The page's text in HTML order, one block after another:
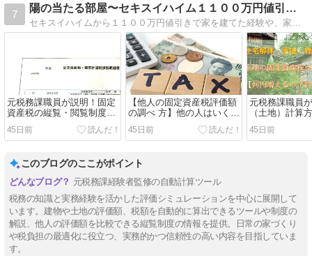
7
陽の当たる部屋〜セキスイハイム１１００万円値引き〜
セキスイハイムから１１００万円値引きで家を建てた経験や、家づくりの知識をこれから家づくりをされる方の役に立てるような内容のサイト作りを心がけています。
元税務課職員が説明！固定
資産税の縦覧・閲覧制度で
他人の評価を調べて自宅の
税額が正しいか比較
45日前
【他人の固定資産税評価額
の調べ 方】他の人はいくら
払っているか評価額＆税額
を調べよう
45日前
元税務課職員
（土地）計算
住宅解体・更
家で土地の固
倍？
45日前
このブログのここがポイント
元税務課経験者監修の自動計算ツール
税務の知識と実務経験を活かした評価シミュレーションを中心に展開して
います。建物や土地の評価額、税額を自動的に算出できるツールや制度の
解説、他人の評価額を比較できる縦覧制度の情報を提供。日常の家づくり
や税負担の最適化に役立つ、実務的かつ信頼性の高い内容を目指していま
す。